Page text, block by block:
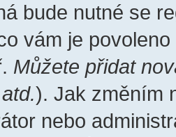
bude nutné se
vám je
Můžete přidat
). Jak změním
nebo